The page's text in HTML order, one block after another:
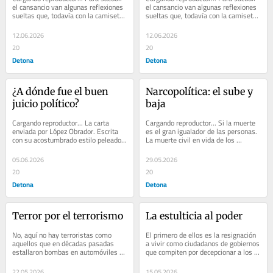
el cansancio van algunas reflexiones
sueltas que, todavía con la camiseta
nacional enfundada, comparto con...
12.06.2026
20
Detona
el cansancio van algunas reflexiones
sueltas que, todavía con la camiseta
nacional enfundada,...
12.06.2026
20
Detona
¿A dónde fue el buen
juicio político?
Cargando reproductor... La carta
enviada por López Obrador. Escrita
con su acostumbrado estilo peleado
con la sintaxis, puso en evidencia
que...
05.06.2026
20
Detona
Narcopolítica: el sube y
baja
Cargando reproductor... Si la muerte
es el gran igualador de las personas.
La muerte civil en vida de los
29.05.2026
20
Detona
Terror por el terrorismo
No, aquí no hay terroristas como
aquellos que en décadas pasadas
estallaron bombas en automóviles y
vascos...
La estulticia al poder
El primero de ellos es la resignación
a vivir como ciudadanos de gobiernos
que compiten por decepcionar a los
gobernados con su mediocridad y...